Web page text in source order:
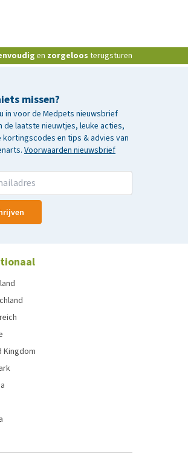
en zorgeloos terugsturen
missen?
in voor de Medpets nieuwsbrief
de laatste nieuwtjes, leuke acties,
kortingscodes en tips & advies van
Voorwaarden nieuwsbrief
Kingdom